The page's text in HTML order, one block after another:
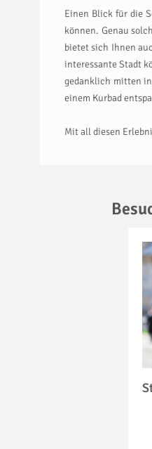
Einen Blick für die
können. Genau
bietet sich Ihnen
interessante Stadt
gedanklich mitten
einem Kurbad
Mit all diesen